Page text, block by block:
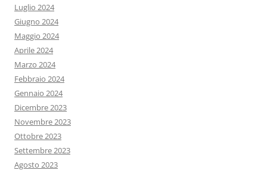
Luglio 2024
Giugno 2024
Maggio 2024
Aprile 2024
Marzo 2024
Febbraio 2024
Gennaio 2024
Dicembre 2023
Novembre 2023
Ottobre 2023
Settembre 2023
Agosto 2023